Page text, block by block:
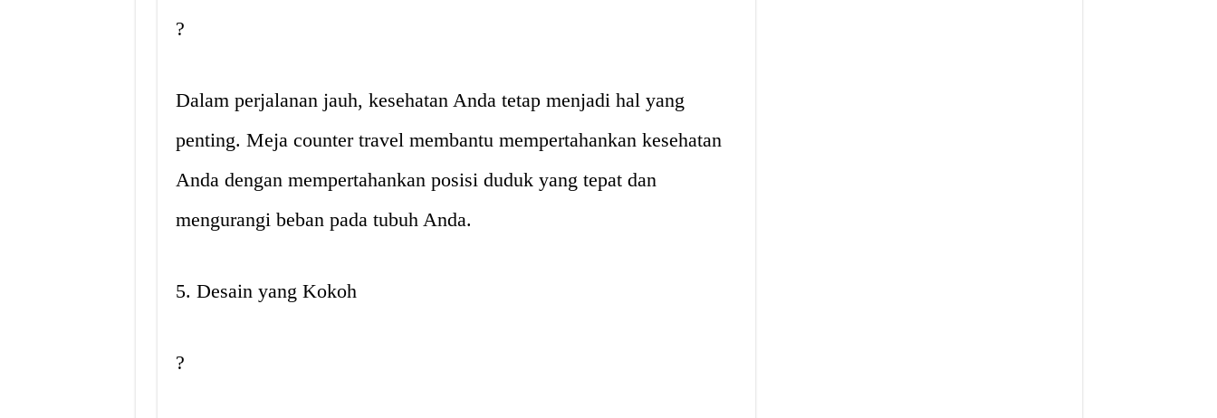
?️
Dalam perjalanan jauh, kesehatan Anda tetap menjadi hal yang
penting. Meja counter travel membantu mempertahankan kesehatan
Anda dengan mempertahankan posisi duduk yang tepat dan
mengurangi beban pada tubuh Anda.
5. Desain yang Kokoh
?️